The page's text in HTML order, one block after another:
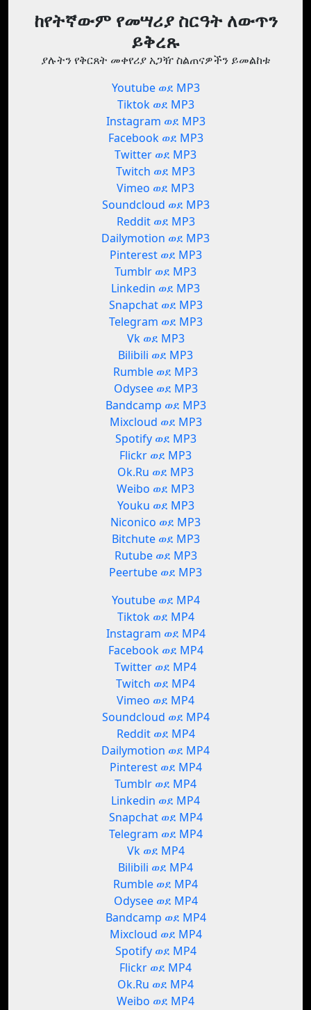
ከየትኛውም የመሣሪያ ስርዓት ለውጥን
ይቅረጹ
ያሉትን የቅርጸት መቀየሪያ አጋዥ ስልጠናዎችን ይመልከቱ
Youtube ወደ MP3
Tiktok ወደ MP3
Instagram ወደ MP3
Facebook ወደ MP3
Twitter ወደ MP3
Twitch ወደ MP3
Vimeo ወደ MP3
Soundcloud ወደ MP3
Reddit ወደ MP3
Dailymotion ወደ MP3
Pinterest ወደ MP3
Tumblr ወደ MP3
Linkedin ወደ MP3
Snapchat ወደ MP3
Telegram ወደ MP3
Vk ወደ MP3
Bilibili ወደ MP3
Rumble ወደ MP3
Odysee ወደ MP3
Bandcamp ወደ MP3
Mixcloud ወደ MP3
Spotify ወደ MP3
Flickr ወደ MP3
Ok.Ru ወደ MP3
Weibo ወደ MP3
Youku ወደ MP3
Niconico ወደ MP3
Bitchute ወደ MP3
Rutube ወደ MP3
Peertube ወደ MP3
Youtube ወደ MP4
Tiktok ወደ MP4
Instagram ወደ MP4
Facebook ወደ MP4
Twitter ወደ MP4
Twitch ወደ MP4
Vimeo ወደ MP4
Soundcloud ወደ MP4
Reddit ወደ MP4
Dailymotion ወደ MP4
Pinterest ወደ MP4
Tumblr ወደ MP4
Linkedin ወደ MP4
Snapchat ወደ MP4
Telegram ወደ MP4
Vk ወደ MP4
Bilibili ወደ MP4
Rumble ወደ MP4
Odysee ወደ MP4
Bandcamp ወደ MP4
Mixcloud ወደ MP4
Spotify ወደ MP4
Flickr ወደ MP4
Ok.Ru ወደ MP4
Weibo ወደ MP4